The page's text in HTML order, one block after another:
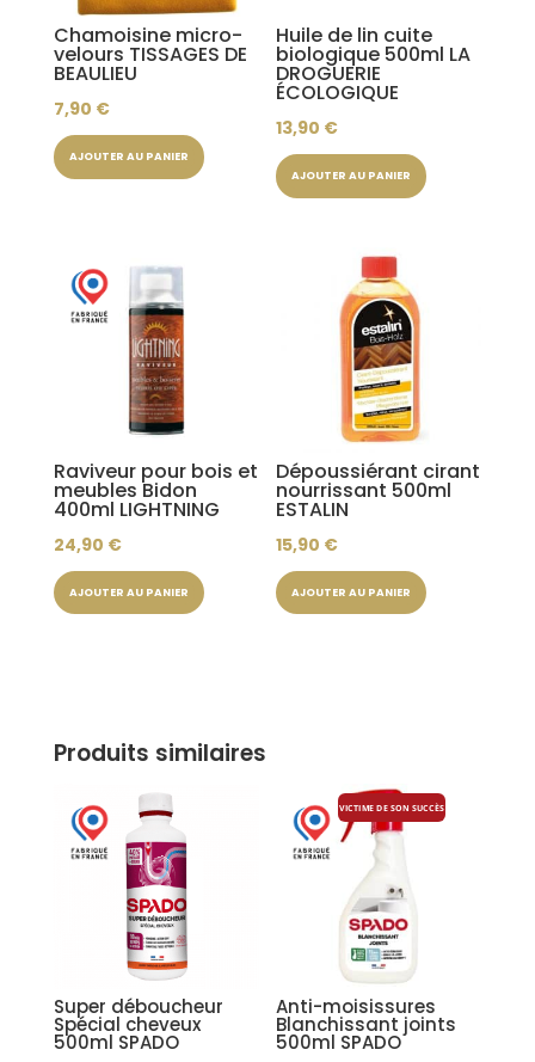
Chamoisine micro-
velours TISSAGES DE
BEAULIEU
7,90 €
AJOUTER AU PANIER
Huile de lin cuite
biologique 500ml LA
DROGUERIE
ÉCOLOGIQUE
13,90 €
AJOUTER AU PANIER
Raviveur pour bois et
meubles Bidon
400ml LIGHTNING
24,90 €
AJOUTER AU PANIER
Dépoussiérant cirant
nourrissant 500ml
ESTALIN
15,90 €
AJOUTER AU PANIER
Produits similaires
Super déboucheur
Spécial cheveux
500ml SPADO
VICTIME DE SON SUCCÈS
Anti-moisissures
Blanchissant joints
500ml SPADO